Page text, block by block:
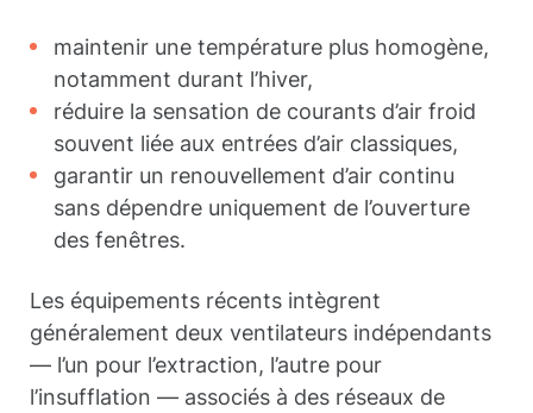
maintenir une température plus homogène,
notamment durant l’hiver,
réduire la sensation de courants d’air froid
souvent liée aux entrées d’air classiques,
garantir un renouvellement d’air continu
sans dépendre uniquement de l’ouverture
des fenêtres.
Les équipements récents intègrent
généralement deux ventilateurs indépendants
— l’un pour l’extraction, l’autre pour
l’insufflation — associés à des réseaux de